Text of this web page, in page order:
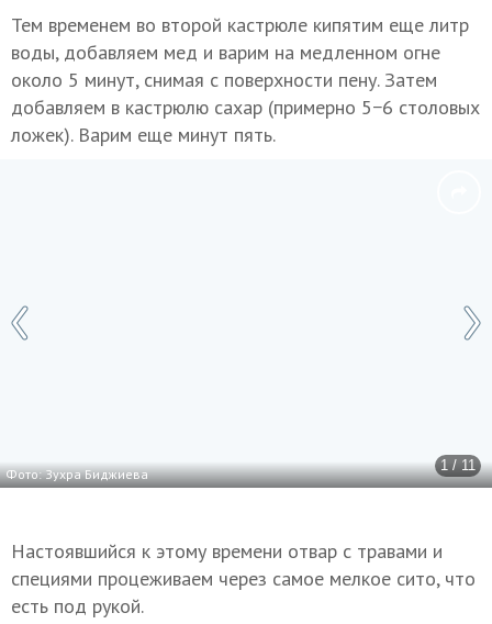
Тем временем во второй кастрюле кипятим еще литр
воды, добавляем мед и варим на медленном огне
около 5 минут, снимая с поверхности пену. Затем
добавляем в кастрюлю сахар (примерно 5−6 столовых
ложек). Варим еще минут пять.
1 / 11
Фото: Зухра Биджиева
Настоявшийся к этому времени отвар с травами и
специями процеживаем через самое мелкое сито, что
есть под рукой.